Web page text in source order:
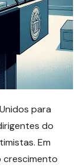
para
do
Em
crescimento